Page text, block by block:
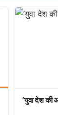
‘युवा देश की